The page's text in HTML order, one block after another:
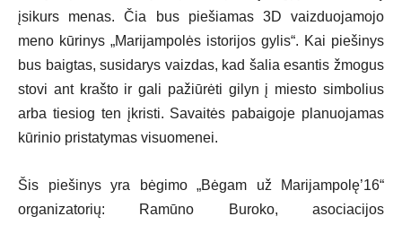
įsikurs menas. Čia bus piešiamas 3D vaizduojamojo
meno kūrinys „Marijampolės istorijos gylis“. Kai piešinys
bus baigtas, susidarys vaizdas, kad šalia esantis žmogus
stovi ant krašto ir gali pažiūrėti gilyn į miesto simbolius
arba tiesiog ten įkristi. Savaitės pabaigoje planuojamas
kūrinio pristatymas visuomenei.
Šis piešinys yra bėgimo „Bėgam už Marijampolę’16“
organizatorių: Ramūno Buroko, asociacijos